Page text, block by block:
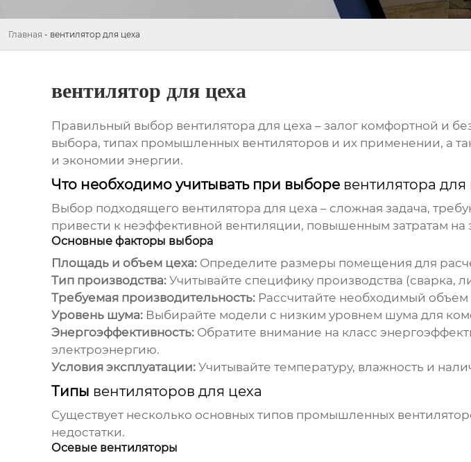
Главная - вентилятор для цеха
вентилятор для цеха
Правильный выбор вентилятора для цеха – залог комфортной и
выбора, типах промышленных вентиляторов и их применении, а
и экономии энергии.
Что необходимо учитывать при выборе вентилятора для
Выбор подходящего вентилятора для цеха – сложная задача,
привести к неэффективной вентиляции, повышенным затратам
Основные факторы выбора
Площадь и объем цеха:Определите размеры помещения для
Тип производства:Учитывайте специфику производства (сварка,
Требуемая производительность:Рассчитайте необходимый
Уровень шума:Выбирайте модели с низким уровнем шума для
Энергоэффективность:Обратите внимание на класс
электроэнергию.
Условия эксплуатации:Учитывайте температуру, влажность и
Типы вентиляторов для цеха
Существует несколько основных типов промышленных
недостатки.
Осевые вентиляторы